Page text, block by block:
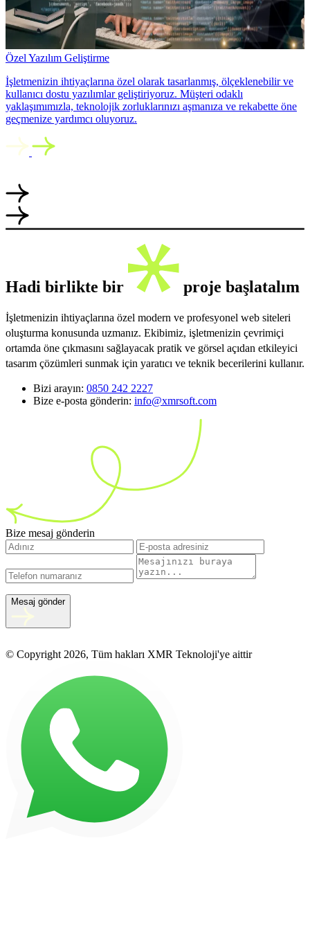
Özel Yazılım Geliştirme
İşletmenizin ihtiyaçlarına özel olarak tasarlanmış, ölçeklenebilir ve
kullanıcı dostu yazılımlar geliştiriyoruz. Müşteri odaklı
yaklaşımımızla, teknolojik zorluklarınızı aşmanıza ve rekabette öne
geçmenize yardımcı oluyoruz.
Hadi birlikte bir proje başlatalım
İşletmenizin ihtiyaçlarına özel modern ve profesyonel web siteleri
oluşturma konusunda uzmanız. Ekibimiz, işletmenizin çevrimiçi
ortamda öne çıkmasını sağlayacak pratik ve görsel açıdan etkileyici
tasarım çözümleri sunmak için yaratıcı ve teknik becerilerini kullanır.
Bizi arayın: 0850 242 2227
Bize e-posta gönderin: info@xmrsoft.com
Bize mesaj gönderin
Mesaj gönder
© Copyright 2026, Tüm hakları XMR Teknoloji'ye aittir